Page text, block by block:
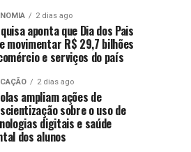
2 dias ago
aponta que Dia dos Pais
movimentar R$ 29,7 bilhões
e serviços do país
2 dias ago
ampliam ações de
sobre o uso de
digitais e saúde
dos alunos